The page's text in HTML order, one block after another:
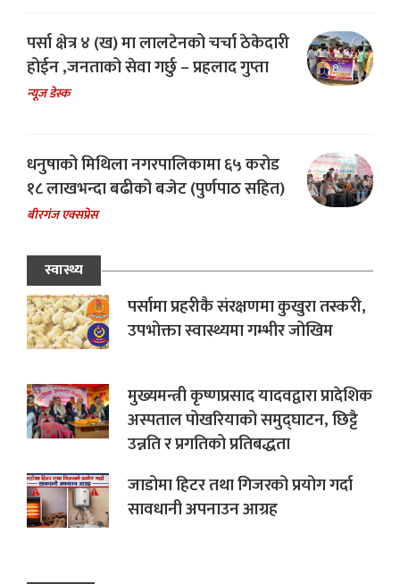
पर्सा क्षेत्र ४ (ख) मा लालटेनको चर्चा ठेकेदारी
होईन ,जनताको सेवा गर्छु – प्रहलाद गुप्ता
न्यूज डेस्क
धनुषाको मिथिला नगरपालिकामा ६५ करोड
१८ लाखभन्दा बढीको बजेट (पुर्णपाठ सहित)
बीरगंज एक्सप्रेस
स्वास्थ्य
पर्सामा प्रहरीकै संरक्षणमा कुखुरा तस्करी,
उपभोक्ता स्वास्थ्यमा गम्भीर जोखिम
मुख्यमन्त्री कृष्णप्रसाद यादवद्वारा प्रादेशिक
अस्पताल पोखरियाको समुद्घाटन, छिट्टै
उन्नति र प्रगतिको प्रतिबद्धता
जाडोमा हिटर तथा गिजरको प्रयोग गर्दा
सावधानी अपनाउन आग्रह